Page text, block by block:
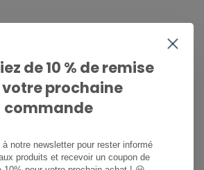
de 10 % de remise
prochaine
commande
notre newsletter pour rester informé
produits et recevoir un coupon de